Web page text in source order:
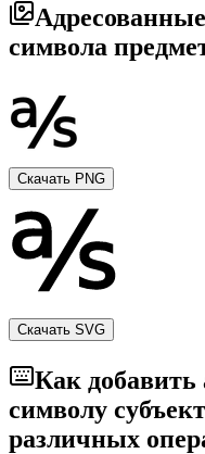
символа
Скачать PNG
Скачать SVG
Как добавить
символу
различных